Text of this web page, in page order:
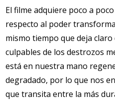
El filme adquiere poco a
respecto al poder
mismo tiempo que deja
culpables de los destrozos
está en nuestra mano
degradado, por lo que nos
que transita entre la más